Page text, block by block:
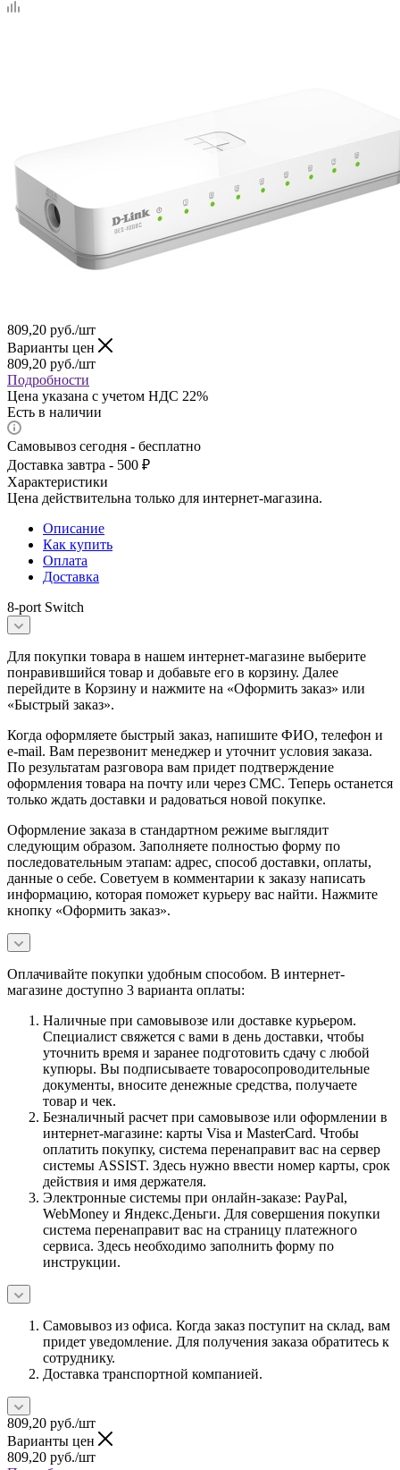
809,20 руб./шт
Варианты цен
809,20 руб./шт
Подробности
Цена указана с учетом НДС 22%
Есть в наличии
Самовывоз сегодня - бесплатно
Доставка завтра - 500 ₽
Характеристики
Цена действительна только для интернет-магазина.
Описание
Как купить
Оплата
Доставка
8-port Switch
Для покупки товара в нашем интернет-магазине выберите
понравившийся товар и добавьте его в корзину. Далее
перейдите в Корзину и нажмите на «Оформить заказ» или
«Быстрый заказ».
Когда оформляете быстрый заказ, напишите ФИО, телефон и
e-mail. Вам перезвонит менеджер и уточнит условия заказа.
По результатам разговора вам придет подтверждение
оформления товара на почту или через СМС. Теперь останется
только ждать доставки и радоваться новой покупке.
Оформление заказа в стандартном режиме выглядит
следующим образом. Заполняете полностью форму по
последовательным этапам: адрес, способ доставки, оплаты,
данные о себе. Советуем в комментарии к заказу написать
информацию, которая поможет курьеру вас найти. Нажмите
кнопку «Оформить заказ».
Оплачивайте покупки удобным способом. В интернет-
магазине доступно 3 варианта оплаты:
Наличные при самовывозе или доставке курьером.
Специалист свяжется с вами в день доставки, чтобы
уточнить время и заранее подготовить сдачу с любой
купюры. Вы подписываете товаросопроводительные
документы, вносите денежные средства, получаете
товар и чек.
Безналичный расчет при самовывозе или оформлении в
интернет-магазине: карты Visa и MasterCard. Чтобы
оплатить покупку, система перенаправит вас на сервер
системы ASSIST. Здесь нужно ввести номер карты, срок
действия и имя держателя.
Электронные системы при онлайн-заказе: PayPal,
WebMoney и Яндекс.Деньги. Для совершения покупки
система перенаправит вас на страницу платежного
сервиса. Здесь необходимо заполнить форму по
инструкции.
Самовывоз из офиса. Когда заказ поступит на склад, вам
придет уведомление. Для получения заказа обратитесь к
сотруднику.
Доставка транспортной компанией.
809,20 руб./шт
Варианты цен
809,20 руб./шт